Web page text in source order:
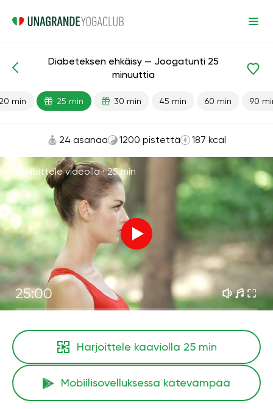
Diabetes
Diabeteksen ehkäisy — Joogatunti 25
minuuttia
min 25 min 30 min 45 min 60 min 90
24 asanaa 1200 pistettä 187 kcal
Harjoittele videolla ·25 min
25:00
Harjoittele kaaviolla 25 min
Mobiilisovelluksessa kätevämpää